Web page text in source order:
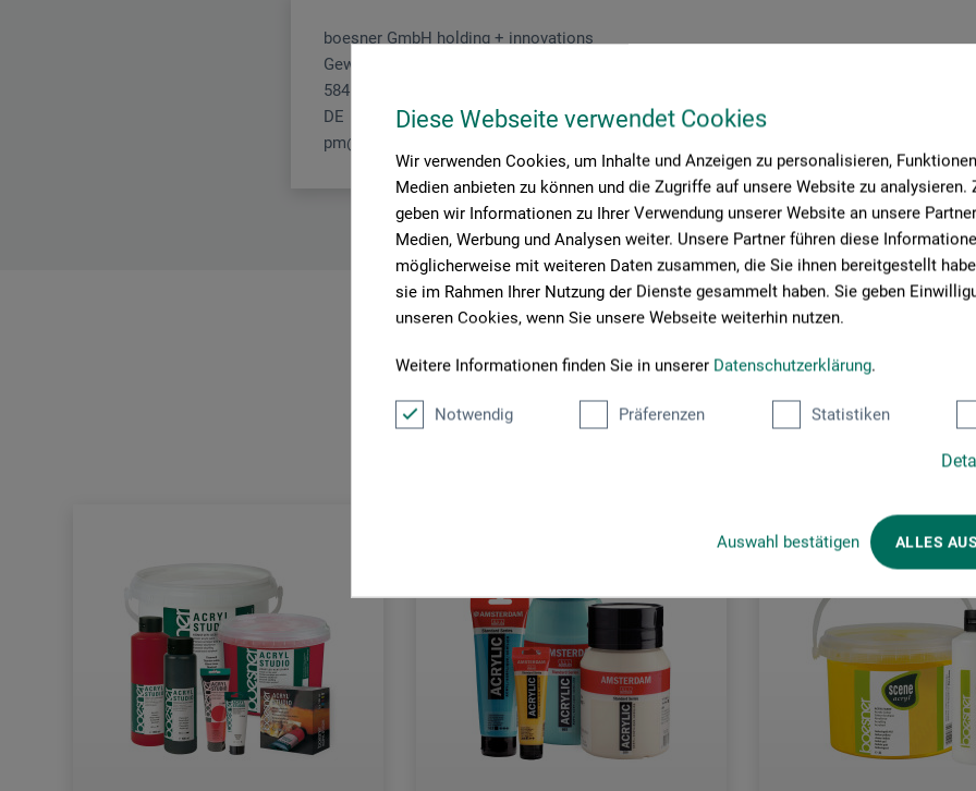
Diese Webseite verwendet Cookies
Wir verwenden Cookies, um Inhalte und Anzeigen zu personalisieren,
Medien anbieten zu können und die Zugriffe auf unsere Website zu analysieren.
geben wir Informationen zu Ihrer Verwendung unserer Website an unsere
Medien, Werbung und Analysen weiter. Unsere Partner führen diese
möglicherweise mit weiteren Daten zusammen, die Sie ihnen bereitgestellt
sie im Rahmen Ihrer Nutzung der Dienste gesammelt haben. Sie geben
unseren Cookies, wenn Sie unsere Webseite weiterhin nutzen.
Weitere Informationen finden Sie in unserer Datenschutzerklärung.
Notwendig Präferenzen Statistiken
Auswahl bestätigen ALLES
boesner GmbH holding + innovations
Gewerkenstr. 2
58456 Witten
DE
pm@boesner.com
Kunder købte også